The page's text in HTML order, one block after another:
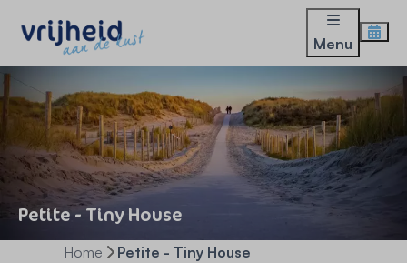
Menu
Petite - Tiny House
Home Petite - Tiny House